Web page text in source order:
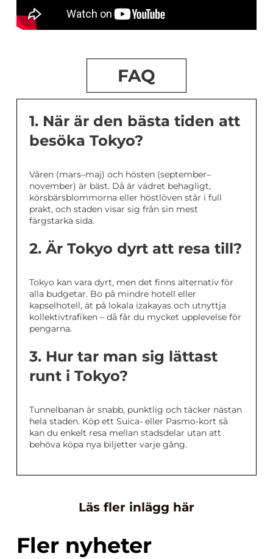
FAQ
1. När är den bästa tiden att
besöka Tokyo?
Våren (mars–maj) och hösten (september–
november) är bäst. Då är vädret behagligt,
körsbärsblommorna eller höstlöven står i full
prakt, och staden visar sig från sin mest
färgstarka sida.
2. Är Tokyo dyrt att resa till?
Tokyo kan vara dyrt, men det finns alternativ för
alla budgetar. Bo på mindre hotell eller
kapselhotell, ät på lokala izakayas och utnyttja
kollektivtrafiken – då får du mycket upplevelse för
pengarna.
3. Hur tar man sig lättast
runt i Tokyo?
Tunnelbanan är snabb, punktlig och täcker nästan
hela staden. Köp ett Suica- eller Pasmo-kort så
kan du enkelt resa mellan stadsdelar utan att
behöva köpa nya biljetter varje gång.
Läs fler inlägg här
Fler nyheter